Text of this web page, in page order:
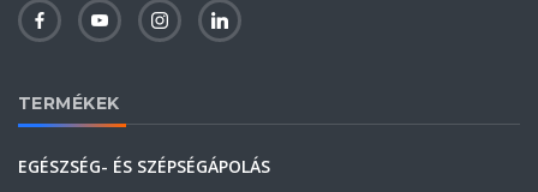
TERMÉKEK
EGÉSZSÉG- ÉS SZÉPSÉGÁPOLÁS